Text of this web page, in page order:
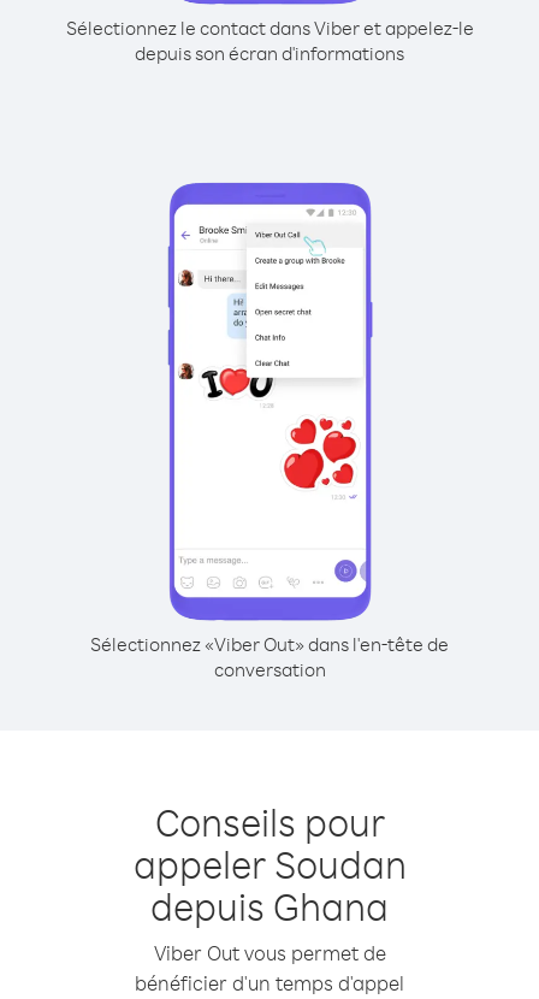
Sélectionnez le contact dans Viber et appelez-le
depuis son écran d'informations
Sélectionnez «Viber Out» dans l'en-tête de
conversation
Conseils pour
appeler Soudan
depuis Ghana
Viber Out vous permet de
bénéficier d'un temps d'appel